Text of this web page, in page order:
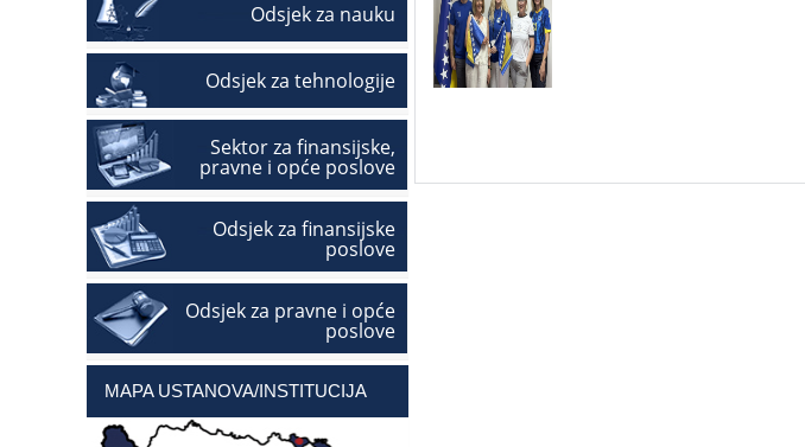
Odsjek za nauku
Odsjek za tehnologije
Sektor za finansijske,
pravne i opće poslove
Odsjek za finansijske
poslove
Odsjek za pravne i opće
poslove
MAPA USTANOVA/INSTITUCIJA